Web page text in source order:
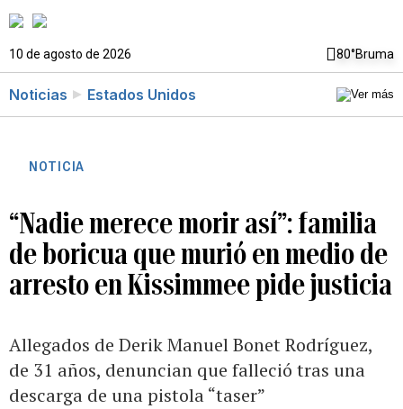
10 de agosto de 2026 80°Bruma
Noticias Estados Unidos
NOTICIA
“Nadie merece morir así”: familia
de boricua que murió en medio de
arresto en Kissimmee pide justicia
Allegados de Derik Manuel Bonet Rodríguez,
de 31 años, denuncian que falleció tras una
descarga de una pistola “taser”